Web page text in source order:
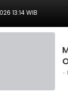
13:14 WIB